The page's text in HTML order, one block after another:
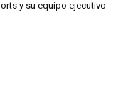
y su equipo ejecutivo